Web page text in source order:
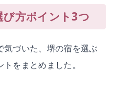
方ポイント3つ
づいた、堺の宿を選ぶ
をまとめました。